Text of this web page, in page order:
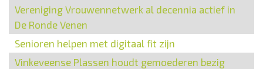
Vereniging Vrouwennetwerk al decennia actief in
De Ronde Venen
Senioren helpen met digitaal fit zijn
Vinkeveense Plassen houdt gemoederen bezig